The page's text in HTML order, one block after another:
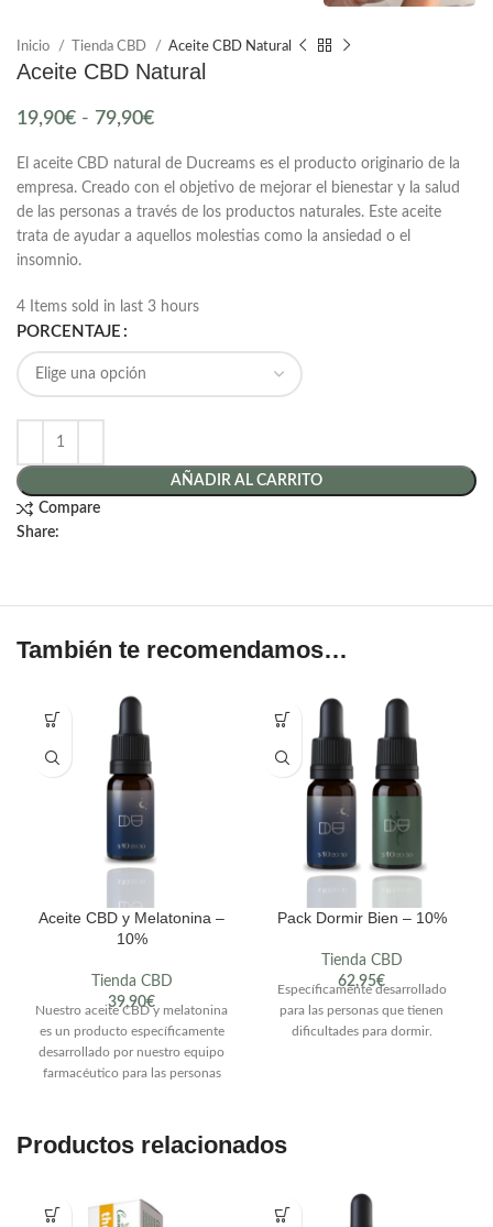
Inicio Tienda CBD Aceite CBD Natural
Aceite CBD Natural
19,90€ - 79,90€
El aceite CBD natural de Ducreams es el producto originario de la
empresa. Creado con el objetivo de mejorar el bienestar y la salud
de las personas a través de los productos naturales. Este aceite
trata de ayudar a aquellos molestias como la ansiedad o el
insomnio.
4 Items sold in last 3 hours
PORCENTAJE
AÑADIR AL CARRITO
Compare
Share:
También te recomendamos…
Aceite CBD y Melatonina –
10%
Tienda CBD
39,90€
Nuestro aceite CBD y melatonina
es un producto específicamente
desarrollado por nuestro equipo
farmacéutico para las personas
Combina las propiedades
antiestrés del aceite de cáñamo
melatonina, dos compuestos
complementarios ideales para
Pack Dormir Bien – 10%
Tienda CBD
62,95€
Específicamente desarrollado
para las personas que tienen
dificultades para dormir.
Productos relacionados
-15%